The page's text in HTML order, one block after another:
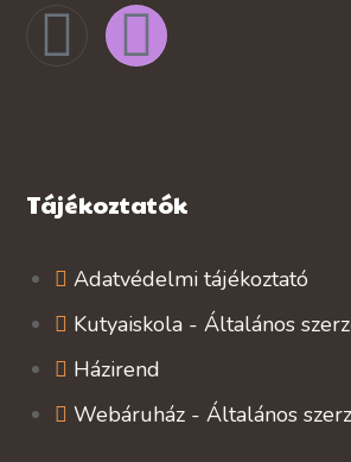
Tájékoztatók
Adatvédelmi tájékoztató
Kutyaiskola - Általános
Házirend
Webáruház - Általános